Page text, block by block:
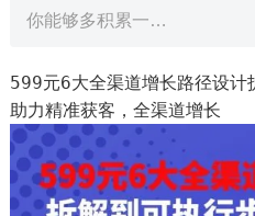
你能够多积累一…
599元6大全渠道增长路径设计
助力精准获客，全渠道增长